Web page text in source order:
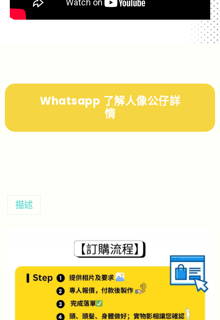
Whatsapp 了解人像公仔詳
情
描述